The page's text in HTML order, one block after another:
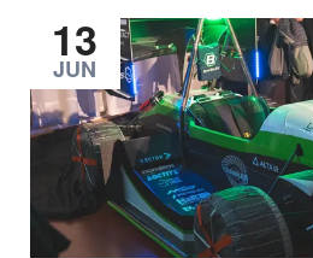
die
Produktion:
Mehr
Überblick,
weniger
Engpässe,
bessere
Planung
13
JUN